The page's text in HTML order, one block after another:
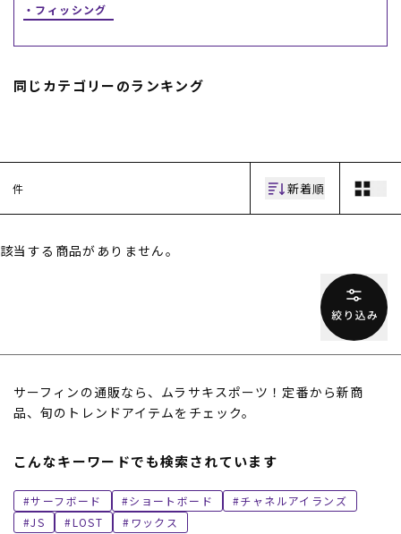
特集一覧
覧
中古/アウトレット サー
ギフトラッピング
ポイント・クーポンもこのアプリで！
フィッシング
同じカテゴリーのランキング
件 新着順
該当する商品がありません。
サーフィンの通販なら、ムラサキスポーツ！定番から新商
品、旬のトレンドアイテムをチェック。
こんなキーワードでも検索されています
サーフボード ショートボード
チャネルアイランズ
JS
LOST ワックス